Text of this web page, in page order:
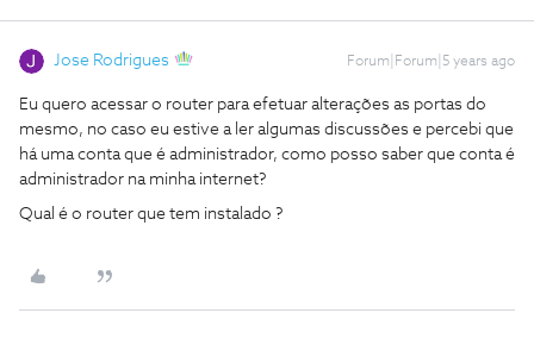
Jose Rodrigues Forum|Forum|5 years ago
Eu quero acessar o router para efetuar alterações as portas do
mesmo, no caso eu estive a ler algumas discussões e percebi que
há uma conta que é administrador, como posso saber que conta é
administrador na minha internet?
Qual é o router que tem instalado ?